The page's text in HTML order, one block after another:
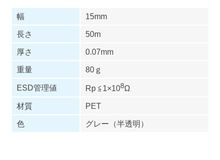
幅
15mm
長さ
50m
厚さ
0.07mm
重量
80ｇ
ESD管理値 Rp ≦1×108Ω
材質
PET
色
グレー（半透明）